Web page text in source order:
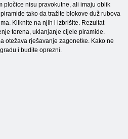
pločice nisu pravokutne, ali imaju oblik
tako da tražite blokove duž rubova
Kliknite na njih i izbrišite. Rezultat
terena, uklanjanje cijele piramide.
otežava rješavanje zagonetke. Kako ne
i budite oprezni.